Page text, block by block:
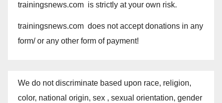
trainingsnews.com is strictly at your own risk.
trainingsnews.com does not accept donations in any
form/ or any other form of payment!
We do not discriminate based upon race, religion,
color, national origin, sex , sexual orientation, gender